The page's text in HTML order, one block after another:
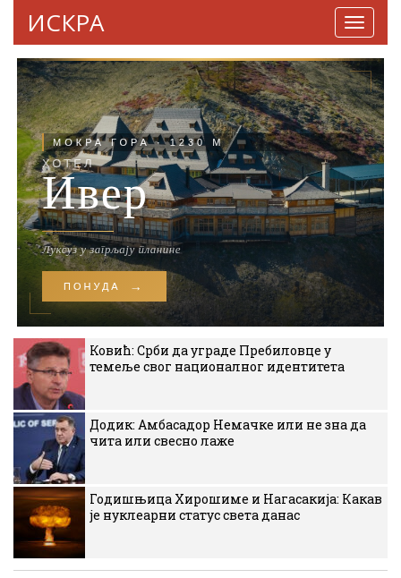
ИСКРА
Ковић: Срби да уграде Пребиловце у
темеље свог националног идентитета
Додик: Амбасадор Немачке или не зна да
чита или свесно лаже
Годишњица Хирошиме и Нагасакија: Какав
је нуклеарни статус света данас